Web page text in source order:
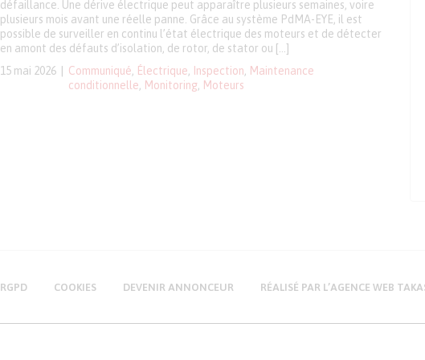
15 mai 2026 Communiqué Électrique Inspection
Maintenance
conditionnelle
Monitoring Moteurs
défaillance. Une dérive électrique peut apparaître plusieurs semaines, voire
plusieurs mois avant une réelle panne. Grâce au système PdMA-EYE, il est
possible de surveiller en continu l’état électrique des moteurs et de détecter
en amont des défauts d’isolation, de rotor, de stator ou […]
RGPD COOKIES DEVENIR ANNONCEUR RÉALISÉ PAR L’AGENCE WEB